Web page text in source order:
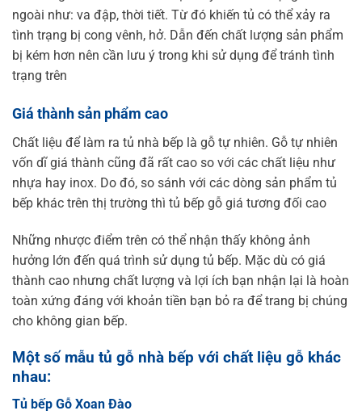
ngoài như: va đập, thời tiết. Từ đó khiến tủ có thể xảy ra
tình trạng bị cong vênh, hở. Dẫn đến chất lượng sản phẩm
bị kém hơn nên cần lưu ý trong khi sử dụng để tránh tình
trạng trên
Giá thành sản phẩm cao
Chất liệu để làm ra tủ nhà bếp là gỗ tự nhiên. Gỗ tự nhiên
vốn dĩ giá thành cũng đã rất cao so với các chất liệu như
nhựa hay inox. Do đó, so sánh với các dòng sản phẩm tủ
bếp khác trên thị trường thì tủ bếp gỗ giá tương đối cao
Những nhược điểm trên có thể nhận thấy không ảnh
hưởng lớn đến quá trình sử dụng tủ bếp. Mặc dù có giá
thành cao nhưng chất lượng và lợi ích bạn nhận lại là hoàn
toàn xứng đáng với khoản tiền bạn bỏ ra để trang bị chúng
cho không gian bếp.
Một số mẫu tủ gỗ nhà bếp với chất liệu gỗ khác
nhau:
Tủ bếp Gỗ Xoan Đào